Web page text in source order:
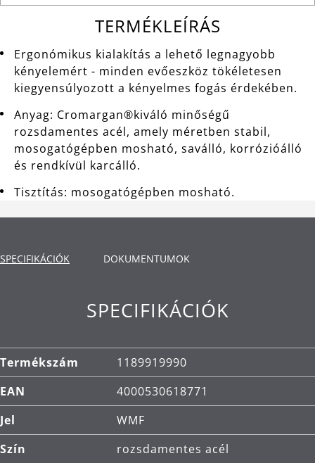
TERMÉKLEÍRÁS
Ergonómikus kialakítás a lehető legnagyobb
kényelemért - minden evőeszköz tökéletesen
kiegyensúlyozott a kényelmes fogás érdekében.
Anyag: Cromargan®kiváló minőségű
rozsdamentes acél, amely méretben stabil,
mosogatógépben mosható, saválló, korrózióálló
és rendkívül karcálló.
Tisztítás: mosogatógépben mosható.
SPECIFIKÁCIÓK DOKUMENTUMOK
SPECIFIKÁCIÓK
Termékszám
1189919990
EAN
4000530618771
Jel
WMF
Szín
rozsdamentes acél